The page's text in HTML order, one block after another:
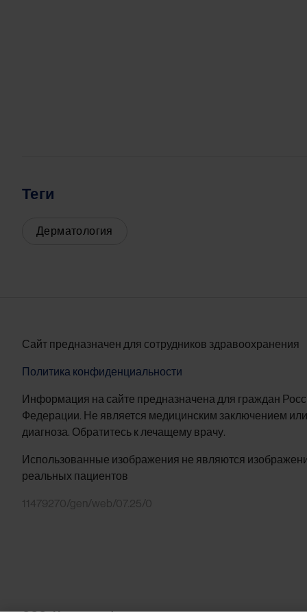
Теги
Дерматология
Сайт предназначен для сотрудников здравоохранения
Политика конфиденциальности
Информация на сайте предназначена для граждан
Федерации. Не является медицинским заключением
диагноза. Обратитесь к лечащему врачу.
Использованные изображения не являются
реальных пациентов
11479270/gen/web/07.25/0